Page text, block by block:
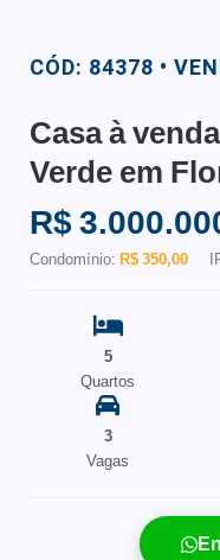
CÓD: 84378 •
Casa à
Verde em
R$
Condomínio: R$ 350,00
5
Quartos
3
Vagas